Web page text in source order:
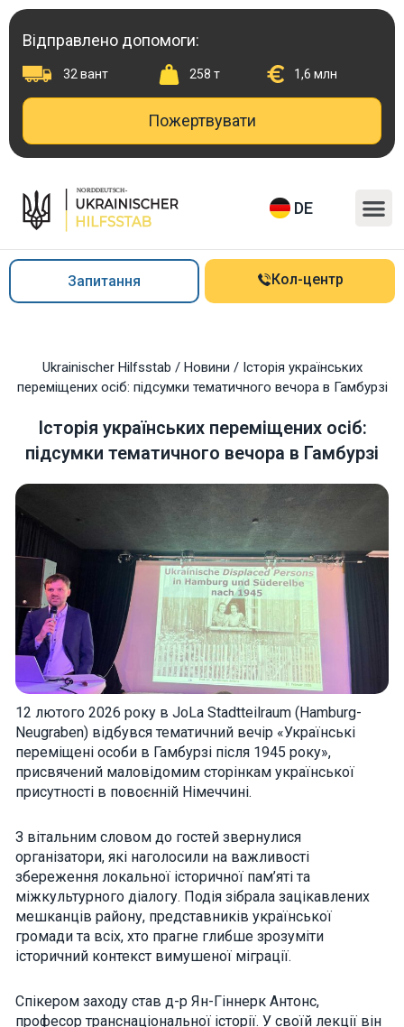
Перейти
до
вмістуВідправлено допомоги:
32 вант 258 т 1,6 млн
Пожертвувати
DE
Запитання Кол-центр
Ukrainischer Hilfsstab / Новини / Історія українських
переміщених осіб: підсумки тематичного вечора в Гамбурзі
Історія українських переміщених осіб:
підсумки тематичного вечора в Гамбурзі
12 лютого 2026 року в JoLa Stadtteilraum (Hamburg-
Neugraben) відбувся тематичний вечір «Українські
переміщені особи в Гамбурзі після 1945 року»,
присвячений маловідомим сторінкам української
присутності в повоєнній Німеччині.
З вітальним словом до гостей звернулися
організатори, які наголосили на важливості
збереження локальної історичної пам’яті та
міжкультурного діалогу. Подія зібрала зацікавлених
мешканців району, представників української
громади та всіх, хто прагне глибше зрозуміти
історичний контекст вимушеної міграції.
Спікером заходу став д-р Ян-Гіннерк Антонс,
професор транснаціональної історії. У своїй лекції він
Necessary
These
cookies are
not optional.
They are
needed for
the website
to function.
Statistics
us to
improve the
website's
functionality
and
structure,
website is
used.
Experience
In order for
our website
to perform
as well as
during your
visit. If you
refuse these